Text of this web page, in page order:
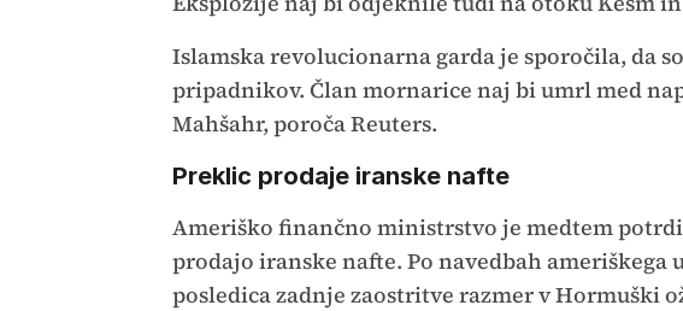
Islamska revolucionarna garda je sporočila, da
pripadnikov. Član mornarice naj bi umrl med
Mahšahr, poroča Reuters.
Preklic prodaje iranske nafte
Ameriško finančno ministrstvo je medtem
prodajo iranske nafte. Po navedbah
posledica zadnje zaostritve razmer v Hormuški